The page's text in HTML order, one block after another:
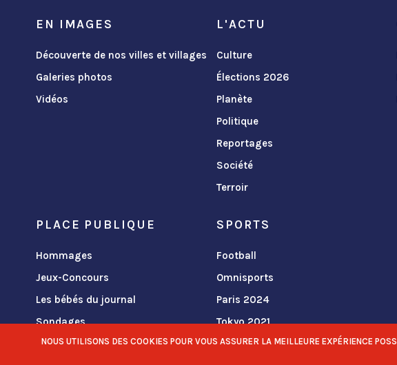
EN IMAGES
Découverte de nos villes et villages
Galeries photos
Vidéos
L'ACTU
Culture
Élections 2026
Planète
Politique
Reportages
Société
Terroir
PLACE PUBLIQUE
Hommages
Jeux-Concours
Les bébés du journal
Sondages
SPORTS
Football
Omnisports
Paris 2024
Tokyo 2021
NOUS UTILISONS DES COOKIES POUR VOUS ASSURER LA MEILLEURE EXPÉRIENCE